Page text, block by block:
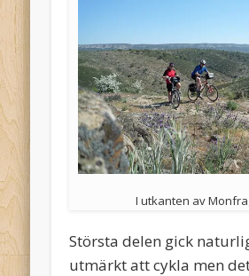
I utkanten av
Största delen gick
utmärkt att cykla men